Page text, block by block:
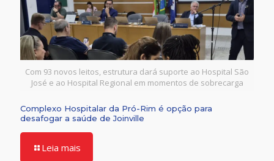
Com 93 novos leitos, estrutura dará suporte ao Hospital São
José e ao Hospital Regional em momentos de sobrecarga
Complexo Hospitalar da Pró-Rim é opção para
desafogar a saúde de Joinville
Leia mais